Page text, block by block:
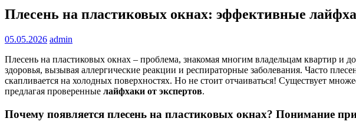
Плесень на пластиковых окнах: эффективные
05.05.2026 admin
Плесень на пластиковых окнах – проблема, знакомая многим владельцам квартир и
здоровья, вызывая аллергические реакции и респираторные заболевания. Часто
скапливается на холодных поверхностях. Но не стоит отчаиваться! Существует
предлагая проверенные лайфхаки от экспертов.
Почему появляется плесень на пластиковых окнах? Понимание